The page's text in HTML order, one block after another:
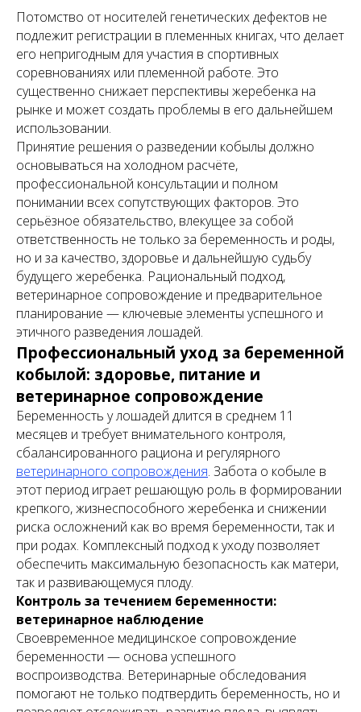
Потомство от носителей генетических дефектов не
подлежит регистрации в племенных книгах, что делает
его непригодным для участия в спортивных
соревнованиях или племенной работе. Это
существенно снижает перспективы жеребенка на
рынке и может создать проблемы в его дальнейшем
использовании.
Принятие решения о разведении кобылы должно
основываться на холодном расчёте,
профессиональной консультации и полном
понимании всех сопутствующих факторов. Это
серьёзное обязательство, влекущее за собой
ответственность не только за беременность и роды,
но и за качество, здоровье и дальнейшую судьбу
будущего жеребенка. Рациональный подход,
ветеринарное сопровождение и предварительное
планирование — ключевые элементы успешного и
этичного разведения лошадей.
Профессиональный уход за беременной
кобылой: здоровье, питание и
ветеринарное сопровождение
Беременность у лошадей длится в среднем 11
месяцев и требует внимательного контроля,
сбалансированного рациона и регулярного
ветеринарного сопровождения. Забота о кобыле в
этот период играет решающую роль в формировании
крепкого, жизнеспособного жеребенка и снижении
риска осложнений как во время беременности, так и
при родах. Комплексный подход к уходу позволяет
обеспечить максимальную безопасность как матери,
так и развивающемуся плоду.
Контроль за течением беременности:
ветеринарное наблюдение
Своевременное медицинское сопровождение
беременности — основа успешного
воспроизводства. Ветеринарные обследования
помогают не только подтвердить беременность, но и